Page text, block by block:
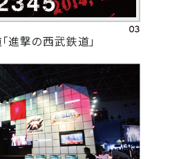
進撃の西武鉄道」